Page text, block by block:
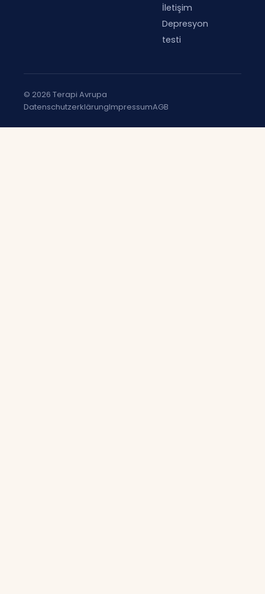
İletişim
Depresyon
testi
© 2026 Terapi Avrupa
DatenschutzerklärungImpressumAGB